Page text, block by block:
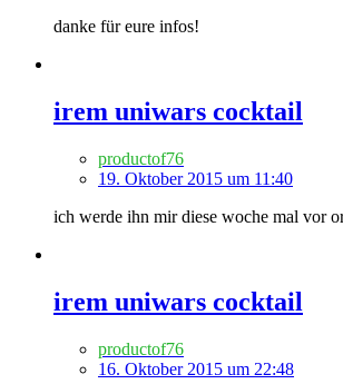
danke für eure infos!
irem uniwars cocktail
productof76
19. Oktober 2015 um 11:40
ich werde ihn mir diese woche mal vor
irem uniwars cocktail
productof76
16. Oktober 2015 um 22:48